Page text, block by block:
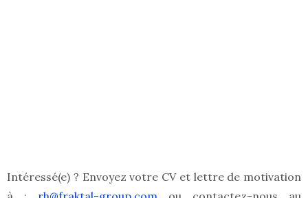
Intéressé(e) ? Envoyez votre CV et lettre de motivation